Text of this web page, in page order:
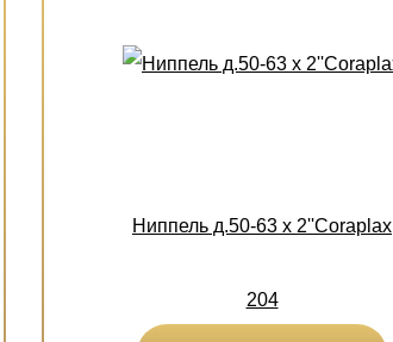
Ниппель д.50-63 х 2''Coraplax
204